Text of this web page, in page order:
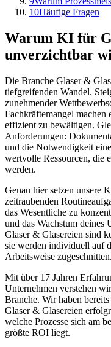
10Häufige Fragen
Warum KI für
unverzichtbar
Die Branche Glaser &
tiefgreifenden Wandel.
zunehmender
Fachkräftemangel machen
effizient zu bewältigen.
Anforderungen:
und die Notwendigkeit
wertvolle Ressourcen, die
werden.
Genau hier setzen unsere
zeitraubenden
das Wesentliche zu
und das Wachstum deines
Glaser & Glasereien sind
sie werden individuell auf
Arbeitsweise zugeschnitten.
Mit über 17 Jahren
Unternehmen verstehen
Branche. Wir haben
Glaser & Glasereien
welche Prozesse sich am
größte ROI liegt.